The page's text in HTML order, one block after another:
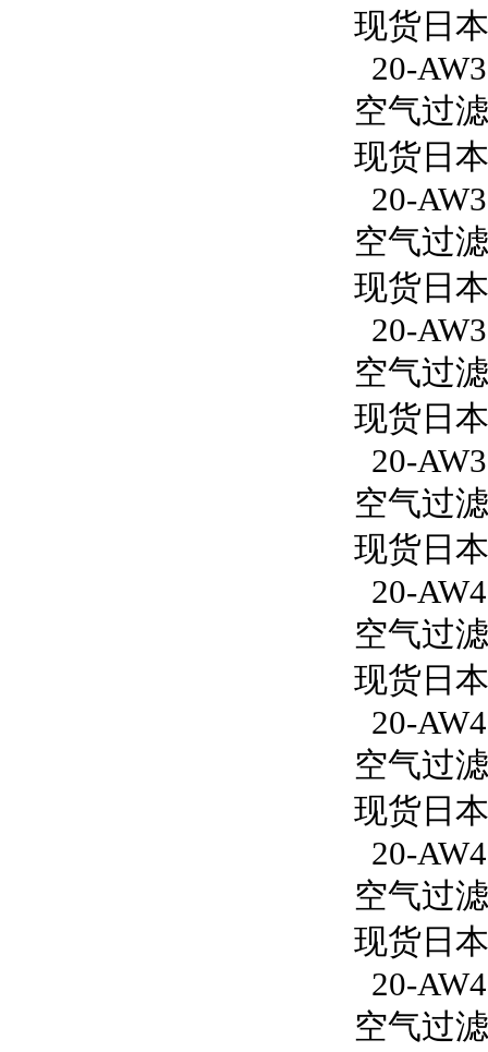
现货日
20-
空气过
现货日
20-
空气过
现货日
20-
空气过
现货日
20-
空气过
现货日
20-
空气过
现货日
20-
空气过
现货日
20-
空气过
现货日
20-
空气过